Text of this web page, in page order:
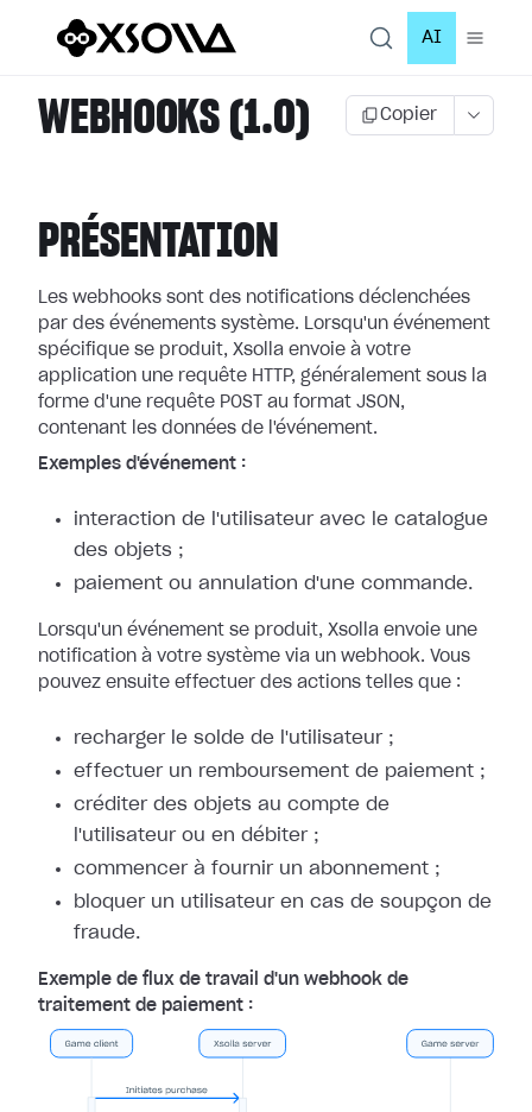
AI
WEBHOOKS (1.0) Copier
PRÉSENTATION
Les webhooks sont des notifications déclenchées
par des événements système. Lorsqu'un événement
spécifique se produit, Xsolla envoie à votre
application une requête HTTP, généralement sous la
forme d'une requête POST au format JSON,
contenant les données de l'événement.
Exemples d'événement :
interaction de l'utilisateur avec le catalogue
des objets ;
paiement ou annulation d'une commande.
Lorsqu'un événement se produit, Xsolla envoie une
notification à votre système via un webhook. Vous
pouvez ensuite effectuer des actions telles que :
recharger le solde de l'utilisateur ;
effectuer un remboursement de paiement ;
créditer des objets au compte de
l'utilisateur ou en débiter ;
commencer à fournir un abonnement ;
bloquer un utilisateur en cas de soupçon de
fraude.
Exemple de flux de travail d'un webhook de
traitement de paiement :